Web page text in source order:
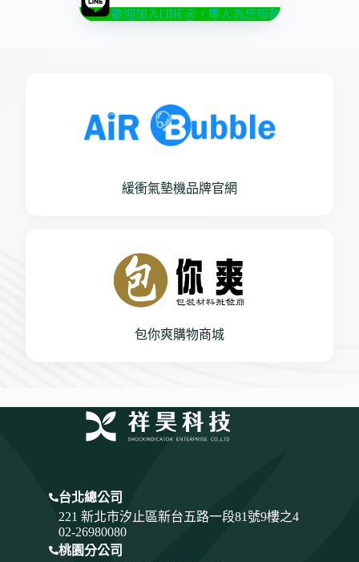
歡迎加入LINE@，專人為您服務
緩衝氣墊機品牌官網
包你爽購物商城
台北總公司
221 新北市汐止區新台五路一段81號9樓之4
02-26980080
桃園分公司